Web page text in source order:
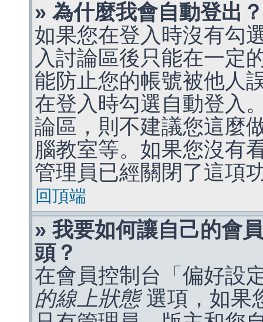
» 為什麼我會自動登出？
如果您在登入時沒有勾
入討論區後只能在一定
能防止您的帳號被他人
在登入時勾選自動登入
論區，則不建議您這麼
腦教室等。如果您沒有
管理員已經關閉了這項
回頂端
» 我要如何讓自己的會
頭？
在會員控制台「偏好設
的線上狀態選項，如果